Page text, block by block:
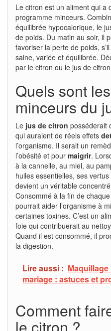
Le citron est un aliment qui a
programme minceurs.
équilibrée hypocalorique, le
de poids. Du matin au soir, il
favoriser la perte de poids,
saine, variée et équilibrée.
par le citron ou le jus de
Quels sont
minceurs du
Le jus de citron posséderait
qui auraient de réels effets
l’organisme. Il serait un
l’obésité et pour maigrir.
à la cannelle, au miel, au
huiles essentielles, ses
devient un véritable
Consommé à la fin de
pourrait aider l’organisme à
certaines toxines. C’est un
foie qui contribuerait au
Quand il est consommé, il
la digestion.
Lire aussi :
mariage : astuces et
Comment
le citron ?